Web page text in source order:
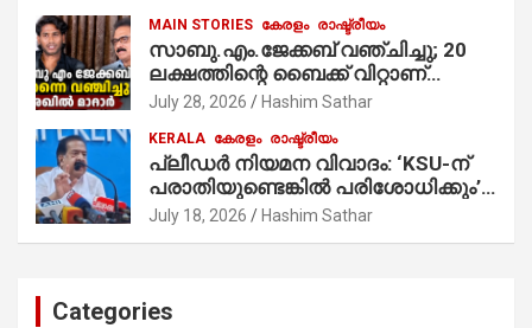
MAIN STORIES കേരളം രാഷ്ട്രീയം
സാബു.എം.ജേക്കബ് വഞ്ചിച്ചു; 20
ലക്ഷത്തിന്റെ ബൈക്ക് വിറ്റാണ്
തൃക്കാക്കരയില്‍ മത്സരിച്ചത്!
മാത്രമാണ് ഉണ്ടായിരുന്നത്;
സാബുവിന്റേത് വ്യക്തിപരമായ
നേട്ടത്തിനുള്ള പാര്‍ട്ടി; ഇപ്പോള്‍
ഫോണ്‍ വിളിച്ചാല്‍ എടുക്കില്ല;
തിരഞ്ഞെടുപ്പിലെ ദുരനുഭവങ്ങള്‍
July 28, 2026 Hashim Sathar
KERALA കേരളം രാഷ്ട്രീയം
പ്ലീഡർ നിയമന വിവാദം: ‘KSU-ന്
പരാതിയുണ്ടെങ്കിൽ പരിശോധിക്കും’;
രമേശ് ചെന്നിത്തല
July 18, 2026 Hashim Sathar
Categories